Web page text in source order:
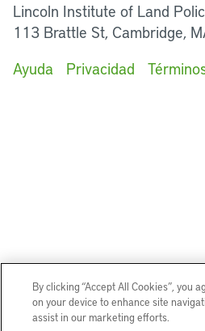
Lincoln Institute of Land
113 Brattle St, Cambridge,
Ayuda
Privacidad
By clicking “Accept All Cookies”, you
on your device to enhance site
assist in our marketing efforts.